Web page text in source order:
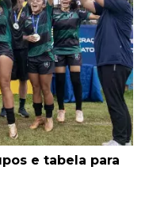
e tabela para